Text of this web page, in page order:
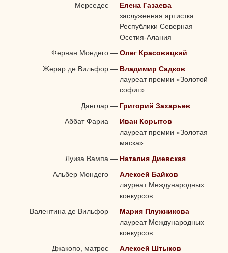
Мерседес — Елена Газаева
заслуженная артистка
Республики Северная
Осетия-Алания
Фернан Мондего — Олег Красовицкий
Жерар де Вильфор — Владимир Садков
лауреат премии «Золотой
софит»
Данглар — Григорий Захарьев
Аббат Фариа — Иван Корытов
лауреат премии «Золотая
маска»
Луиза Вампа — Наталия Диевская
Альбер Мондего — Алексей Байков
лауреат Международных
конкурсов
Валентина де Вильфор — Мария Плужникова
лауреат Международных
конкурсов
Джакопо, матрос — Алексей Штыков